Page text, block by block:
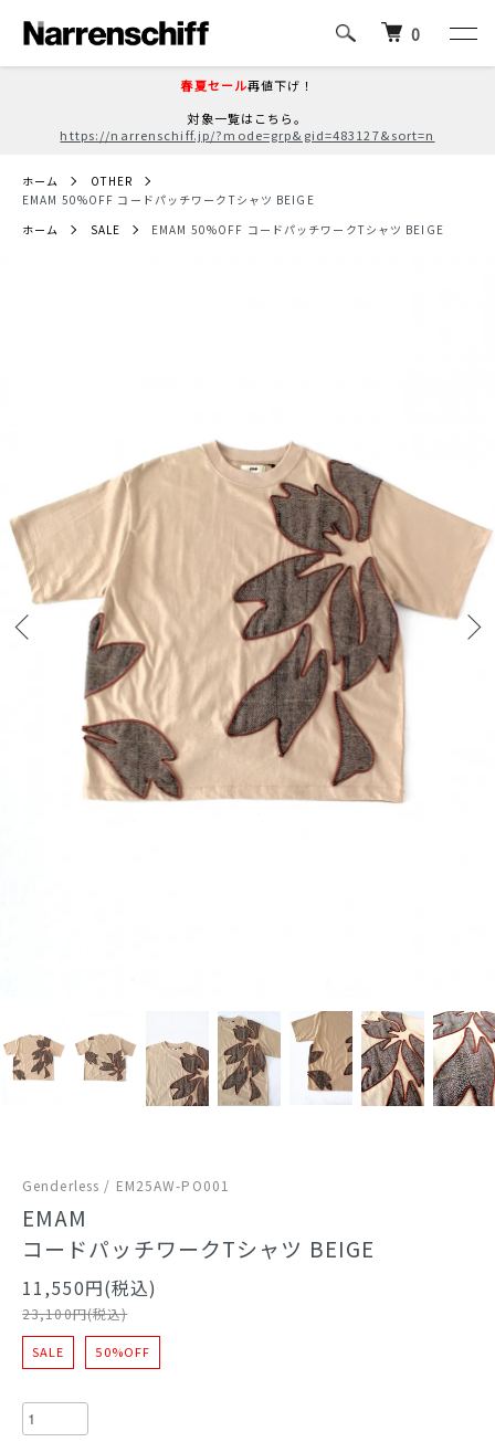
春夏セール再値下げ！
対象一覧はこちら。
https://narrenschiff.jp/?mode=grp&gid=483127&sort=n
0
ホーム
OTHER
EMAM 50%OFF コードパッチワークTシャツ BEIGE
ホーム
SALE EMAM 50%OFF コードパッチワークTシャツ BEIGE
Genderless / EM25AW-PO001
EMAM
コードパッチワークTシャツ BEIGE
11,550円(税込)
23,100円(税込)
SALE 50%OFF